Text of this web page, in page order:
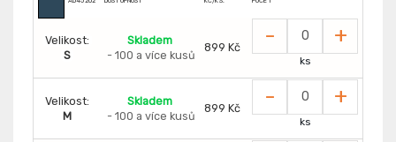
Velikost:
S
Skladem
- 100 a více kusů
899 Kč - +
ks
Velikost:
M
Skladem
- 100 a více kusů
899 Kč - +
ks